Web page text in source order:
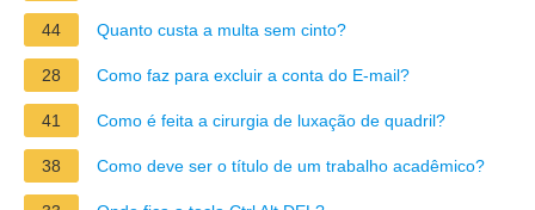
44 Quanto custa a multa sem cinto?
28 Como faz para excluir a conta do E-mail?
41 Como é feita a cirurgia de luxação de quadril?
38 Como deve ser o título de um trabalho acadêmico?